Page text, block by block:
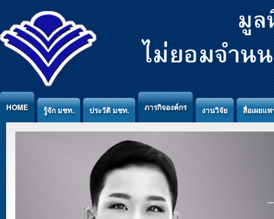
Jump to Content
HOME รู้จัก มชท. ประวัติ มชท. ภารกิจองค์กร งานวิจัย สื่อเผยแพ